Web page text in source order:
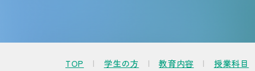
TOP 学生の方 教育内容 授業科目